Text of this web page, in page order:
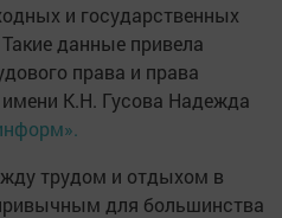
и государственных
данные привела
права и права
К.Н. Гусова Надежда
трудом и отдыхом в
для большинства